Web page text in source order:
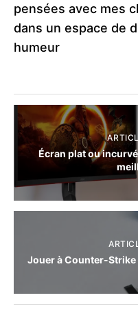
pensées avec mes
dans un espace de
humeur
Écran plat ou
Jouer à Counter-